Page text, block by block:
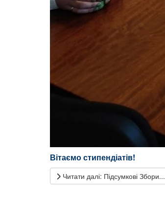
Вітаємо стипендіатів!
Читати далі: Підсумкові Збори...